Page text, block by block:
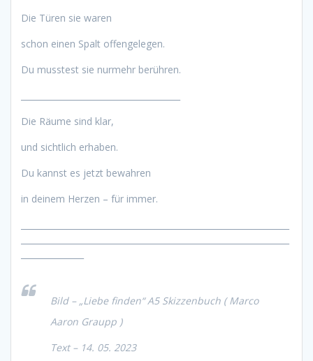
Die Türen sie waren
schon einen Spalt offengelegen.
Du musstest sie nurmehr berühren.
Die Räume sind klar,
und sichtlich erhaben.
Du kannst es jetzt bewahren
in deinem Herzen – für immer.
Bild – „Liebe finden“ A5 Skizzenbuch ( Marco
Aaron Graupp )
Text – 14. 05. 2023